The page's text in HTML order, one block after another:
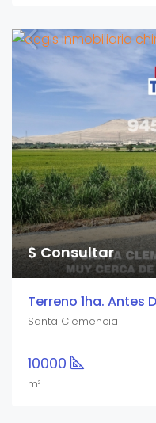
$ Consultar
Terreno 1ha. Antes
Santa Clemencia
10000
m²